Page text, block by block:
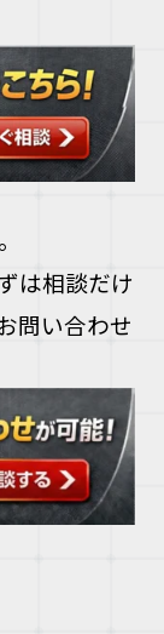
は相談だけ
問い合わせ